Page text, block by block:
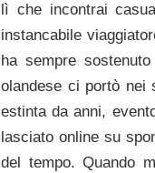
lì che incontrai
instancabile
ha sempre
olandese ci portò nei
estinta da anni,
lasciato online su
del tempo. Quando